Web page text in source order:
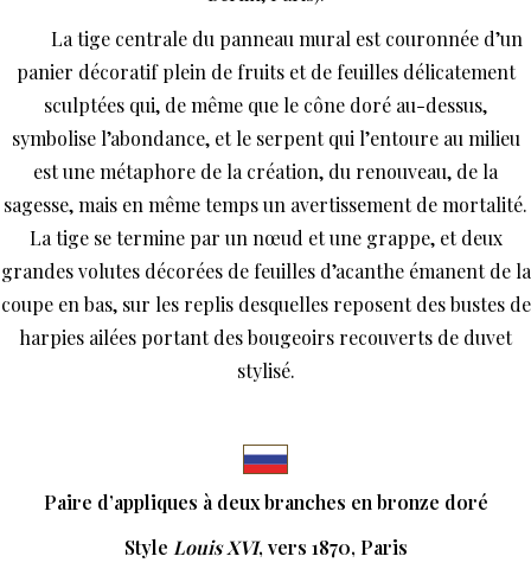
La tige centrale du panneau mural est couronnée d’un
panier décoratif plein de fruits et de feuilles délicatement
sculptées qui, de même que le cône doré au-dessus,
symbolise l’abondance, et le serpent qui l’entoure au milieu
est une métaphore de la création, du renouveau, de la
sagesse, mais en même temps un avertissement de mortalité.
La tige se termine par un nœud et une grappe, et deux
grandes volutes décorées de feuilles d’acanthe émanent de la
coupe en bas, sur les replis desquelles reposent des bustes de
harpies ailées portant des bougeoirs recouverts de duvet
stylisé.
Paire d’appliques à deux branches en bronze doré
Style Louis XVI, vers 1870, Paris